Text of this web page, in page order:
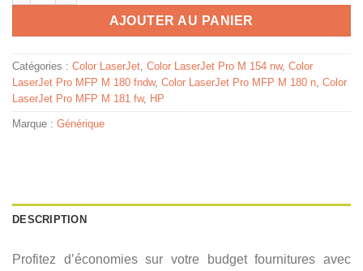
AJOUTER AU PANIER
Catégories : Color LaserJet, Color LaserJet Pro M 154 nw, Color
LaserJet Pro MFP M 180 fndw, Color LaserJet Pro MFP M 180 n, Color
LaserJet Pro MFP M 181 fw, HP
Marque : Générique
DESCRIPTION
Profitez d’économies sur votre budget fournitures avec